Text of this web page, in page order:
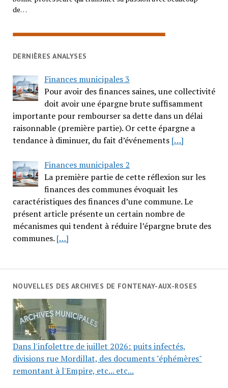
de…
DERNIÈRES ANALYSES
Finances municipales 3
Pour avoir des finances saines, une collectivité
doit avoir une épargne brute suffisamment
importante pour rembourser sa dette dans un délai
raisonnable (première partie). Or cette épargne a
tendance à diminuer, du fait d’événements […]
Finances municipales 2
La première partie de cette réflexion sur les
finances des communes évoquait les
caractéristiques des finances d’une commune. Le
présent article présente un certain nombre de
mécanismes qui tendent à réduire l’épargne brute des
communes. […]
NOUVELLES DES ARCHIVES DE FONTENAY-AUX-ROSES
Dans l'infolettre de juillet 2026: puits infectés,
divisions rue Mordillat, des documents "éphémères"
remontant à l'Empire, etc... etc...